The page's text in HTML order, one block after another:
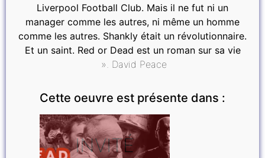
Liverpool Football Club. Mais il ne fut ni un
manager comme les autres, ni même un homme
comme les autres. Shankly était un révolutionnaire.
Et un saint. Red or Dead est un roman sur sa vie
». David Peace
Cette oeuvre est présente dans :
INVITÉ